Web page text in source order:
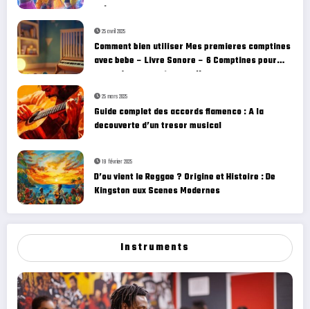
uniques
25 avril 2025
Comment bien utiliser Mes premieres comptines
avec bebe – Livre Sonore – 6 Comptines pour
creer des moments complices
25 mars 2025
Guide complet des accords flamenco : A la
decouverte d’un tresor musical
19 février 2025
D’ou vient le Reggae ? Origine et Histoire : De
Kingston aux Scenes Modernes
Instruments